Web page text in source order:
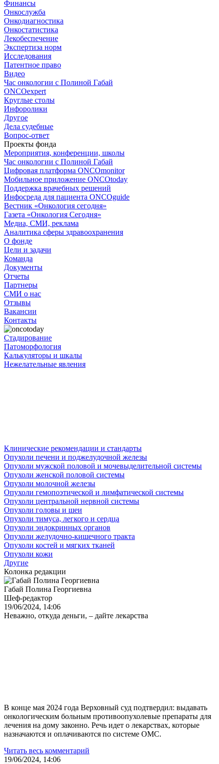
Финансы
Онкослужба
Онкодиагностика
Онкостатистика
Лекобеспечение
Экспертиза норм
Исследования
Патентное право
Видео
Час онкологии с Полиной Габай
ONCOexpert
Круглые столы
Инфоролики
Другое
Дела судебные
Вопрос-ответ
Проекты фонда
Мероприятия, конференции, школы
Час онкологии с Полиной Габай
Цифровая платформа ONCOmonitor
Мобильное приложение ONCOtoday
Поддержка врачебных решений
Инфосреда для пациента ONCOguide
Вестник «Онкология сегодня»
Газета «Онкология Сегодня»
Медиа, СМИ, реклама
Аналитика сферы здравоохранения
О фонде
Цели и задачи
Команда
Документы
Отчеты
Партнеры
СМИ о нас
Отзывы
Вакансии
Контакты
Стадирование
Патоморфология
Калькуляторы и шкалы
Нежелательные явления
Клинические рекомендации и стандарты
Опухоли печени и поджелудочной железы
Опухоли мужской половой и мочевыделительной системы
Опухоли женской половой системы
Опухоли молочной железы
Опухоли гемопоэтической и лимфатической системы
Опухоли центральной нервной системы
Опухоли головы и шеи
Опухоли тимуса, легкого и сердца
Опухоли эндокринных органов
Опухоли желудочно-кишечного тракта
Опухоли костей и мягких тканей
Опухоли кожи
Другие
Колонка редакции
Габай Полина Георгиевна
Шеф-редактор
19/06/2024, 14:06
Неважно, откуда деньги, – дайте лекарства
В конце мая 2024 года Верховный суд подтвердил: выдавать
онкологическим больным противоопухолевые препараты для
лечения на дому законно. Речь идет о лекарствах, которые
назначаются и оплачиваются по системе ОМС.
Читать весь комментарий
19/06/2024, 14:06